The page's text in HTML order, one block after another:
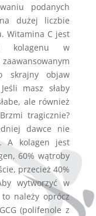
podanych
dużej liczbie
Witamina C jest
kolagenu w
skrajny objaw
masz słaby
ale również
tragicznie?
dawce nie
A kolagen jest
60% wątroby
przecież 40%
wytworzyć w
należy oprócz
(polifenole z